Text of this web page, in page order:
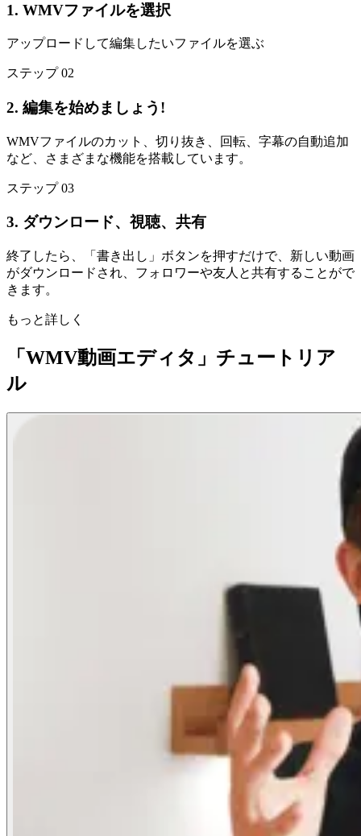
1. WMVファイルを選択
アップロードして編集したいファイルを選ぶ
ステップ 02
2. 編集を始めましょう!
WMVファイルのカット、切り抜き、回転、字幕の自動追加
など、さまざまな機能を搭載しています。
ステップ 03
3. ダウンロード、視聴、共有
終了したら、「書き出し」ボタンを押すだけで、新しい動画
がダウンロードされ、フォロワーや友人と共有することがで
きます。
もっと詳しく
「WMV動画エディタ」チュートリア
ル